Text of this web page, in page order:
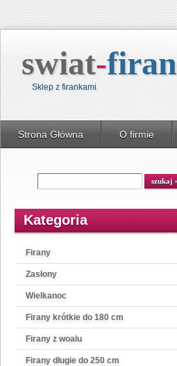
swiat-firan
Sklep z firankami
Strona Główna O firmie
Kategoria
Firany
Zasłony
Wielkanoc
Firany krótkie do 180 cm
Firany z woalu
Firany długie do 250 cm